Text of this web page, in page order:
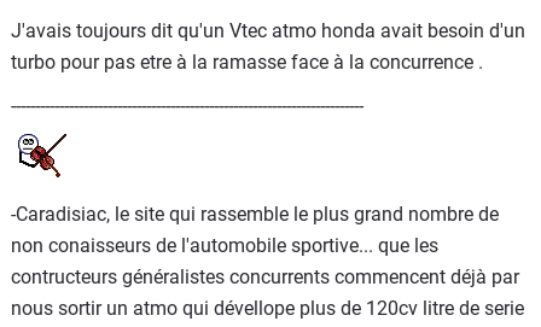
J'avais toujours dit qu'un Vtec atmo honda avait besoin d'un
turbo pour pas etre à la ramasse face à la concurrence .
-------------------------------------------------------------------------
-Caradisiac, le site qui rassemble le plus grand nombre de
non conaisseurs de l'automobile sportive... que les
contructeurs généralistes concurrents commencent déjà par
nous sortir un atmo qui dévellope plus de 120cv litre de serie